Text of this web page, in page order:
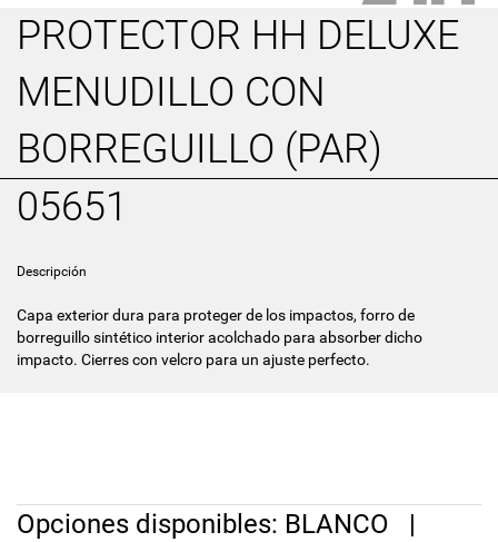
PROTECTOR HH DELUXE
MENUDILLO CON
BORREGUILLO (PAR)
05651
Descripción
Capa exterior dura para proteger de los impactos, forro de
borreguillo sintético interior acolchado para absorber dicho
impacto. Cierres con velcro para un ajuste perfecto.
Opciones disponibles: BLANCO |